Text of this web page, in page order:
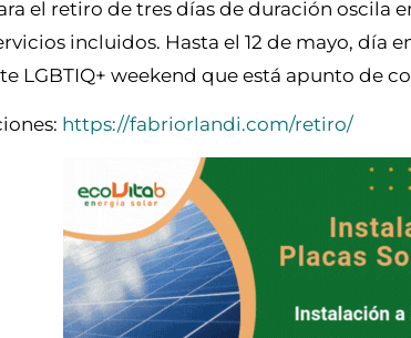
el retiro de tres días de duración oscila
incluidos. Hasta el 12 de mayo, día
LGBTIQ+ weekend que está apunto de
https://fabriorlandi.com/retiro/